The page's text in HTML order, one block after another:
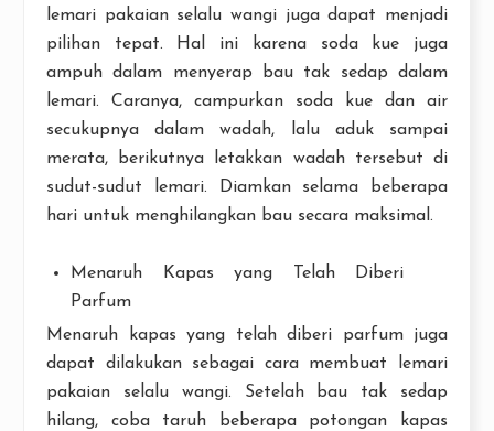
lemari pakaian selalu wangi juga dapat menjadi
pilihan tepat. Hal ini karena soda kue juga
ampuh dalam menyerap bau tak sedap dalam
lemari. Caranya, campurkan soda kue dan air
secukupnya dalam wadah, lalu aduk sampai
merata, berikutnya letakkan wadah tersebut di
sudut-sudut lemari. Diamkan selama beberapa
hari untuk menghilangkan bau secara maksimal.
Menaruh Kapas yang Telah Diberi
Parfum
Menaruh kapas yang telah diberi parfum juga
dapat dilakukan sebagai cara membuat lemari
pakaian selalu wangi. Setelah bau tak sedap
hilang, coba taruh beberapa potongan kapas